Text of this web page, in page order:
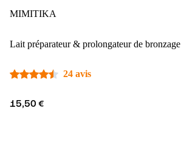
MIMITIKA
Lait préparateur & prolongateur de bronzage
24 avis
15,50 €